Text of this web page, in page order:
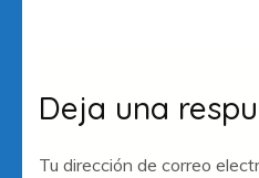
Deja una
Tu dirección de correo